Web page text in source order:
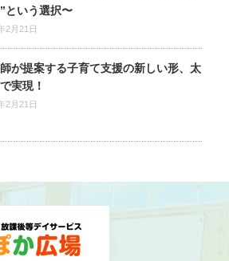
という選択〜
2月21日
が提案する子育て支援の新しい形、太
実現！
2月21日